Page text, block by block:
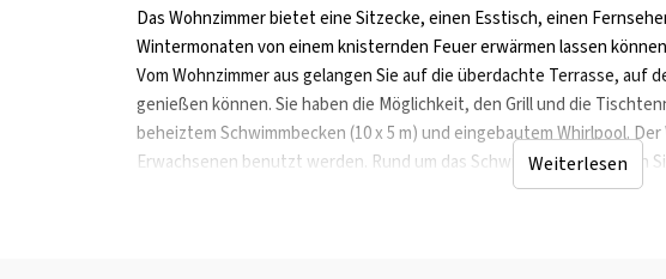
Das Wohnzimmer bietet eine Sitzecke, einen Esstisch, einen
Wintermonaten von einem knisternden Feuer erwärmen lassen
Vom Wohnzimmer aus gelangen Sie auf die überdachte Terrasse, auf
genießen können. Sie haben die Möglichkeit, den Grill und die
beheiztem Schwimmbecken (10 x 5 m) und eingebautem Whirlpool.
Erwachsenen benutzt werden. Rund um das Schwimmbecken finden
Weiterlesen